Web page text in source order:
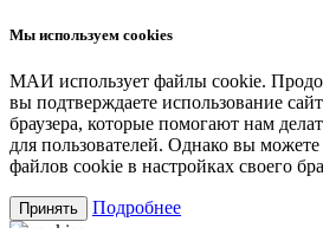
Мы используем cookies
МАИ использует файлы cookie.
вы подтверждаете использование
браузера, которые помогают нам
для пользователей. Однако вы можете
файлов cookie в настройках своего
Принять Подробнее